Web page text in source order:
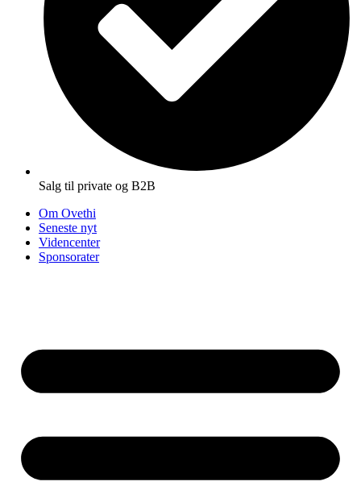
Salg til private og B2B
Om Ovethi
Seneste nyt
Videncenter
Sponsorater